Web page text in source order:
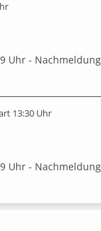
Uhr -
13:30 Uhr
Uhr -